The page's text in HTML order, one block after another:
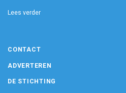
Lees verder
CONTACT
ADVERTEREN
DE STICHTING